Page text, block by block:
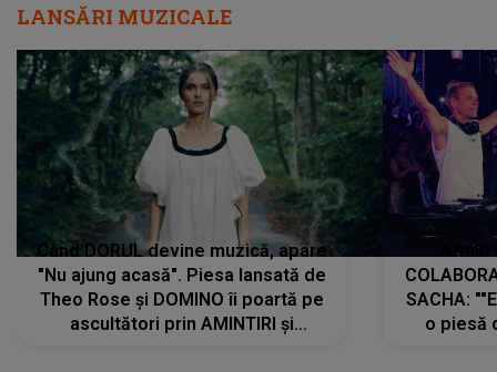
LANSĂRI MUZICALE
Când DORUL devine muzică, apare
"Nu ajung acasă". Piesa lansată de
Theo Rose și DOMINO îi poartă pe
ascultători prin AMINTIRI și
SACHA:
o piesă